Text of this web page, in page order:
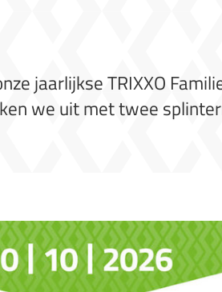
jaarlijkse TRIXXO
we uit met twee